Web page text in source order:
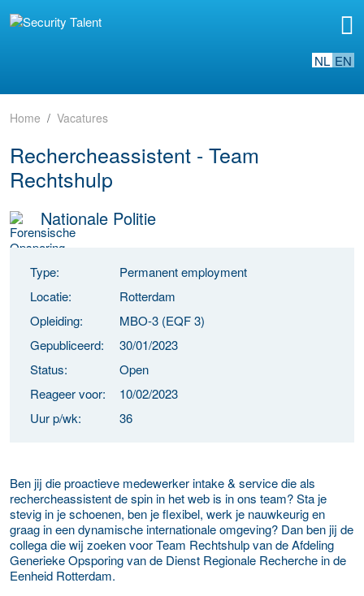
NL EN
Home Vacatures
Rechercheassistent - Team
Rechtshulp
Nationale Politie
Type:
Permanent employment
Locatie:
Rotterdam
Opleiding:
MBO-3 (EQF 3)
Gepubliceerd:
30/01/2023
Status:
Open
Reageer voor:
10/02/2023
Uur p/wk:
36
Ben jij die proactieve medewerker intake & service die als
rechercheassistent de spin in het web is in ons team? Sta je
stevig in je schoenen, ben je flexibel, werk je nauwkeurig en
graag in een dynamische internationale omgeving? Dan ben jij de
collega die wij zoeken voor Team Rechtshulp van de Afdeling
Generieke Opsporing van de Dienst Regionale Recherche in de
Eenheid Rotterdam.